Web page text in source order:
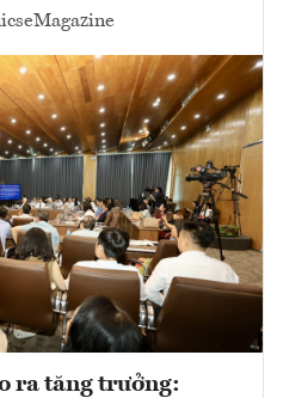
eMagazine
ra tăng trưởng: